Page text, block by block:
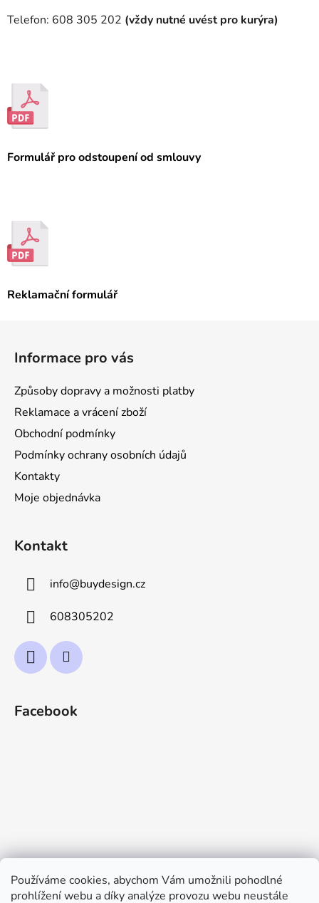
Používáme cookies, abychom Vám umožnili pohodlné
prohlížení webu a díky analýze provozu webu neustále
Telefon: 608 305 202 (vždy nutné uvést pro kurýra)
Formulář pro odstoupení od smlouvy
Reklamační formulář
Informace pro vás
Způsoby dopravy a možnosti platby
Reklamace a vrácení zboží
Obchodní podmínky
Podmínky ochrany osobních údajů
Kontakty
Moje objednávka
Kontakt
info@buydesign.cz
608305202
Facebook